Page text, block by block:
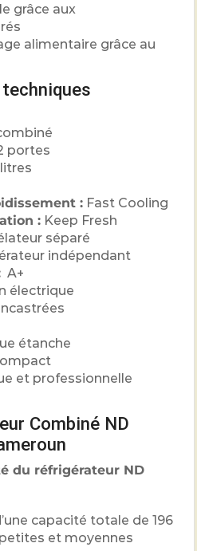
grâce aux
alimentaire grâce au
portes
: Fast Cooling
: Keep Fresh
séparé
indépendant
A+
électrique
étanche
et professionnelle
Combiné ND
du réfrigérateur ND
capacité totale de 196
et moyennes